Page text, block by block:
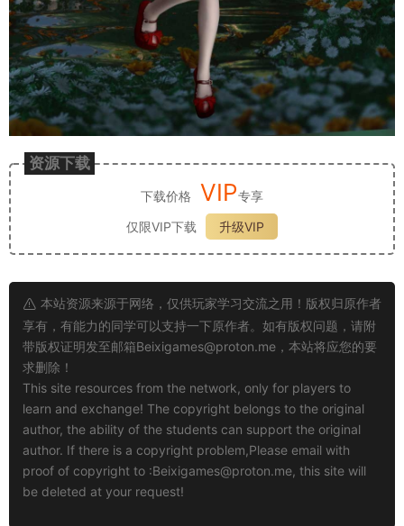
资源下载
下载价格 VIP专享
仅限VIP下载
升级VIP
本站资源来源于网络，仅供玩家学习交流之用！版权归原作者
享有，有能力的同学可以支持一下原作者。如有版权问题，请附
带版权证明发至邮箱Beixigames@proton.me ，本站将应您的要
求删除！
This site resources from the network, only for players to
learn and exchange! The copyright belongs to the original
author, the ability of the students can support the original
author. If there is a copyright problem,Please email with
proof of copyright to :Beixigames@proton.me, this site will
be deleted at your request!